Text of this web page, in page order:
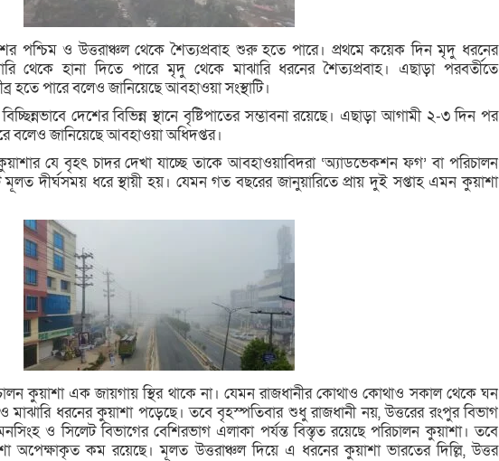
পশ্চিম ও উত্তরাঞ্চল থেকে শৈত্যপ্রবাহ শুরু হতে পারে। প্রথমে কয়েক দিন মৃদু ধরনের
থেকে হানা দিতে পারে মৃদু থেকে মাঝারি ধরনের শৈত্যপ্রবাহ। এছাড়া পরবর্তীতে
হতে পারে বলেও জানিয়েছে আবহাওয়া সংস্থাটি।
দেশের বিভিন্ন স্থানে বৃষ্টিপাতের সম্ভাবনা রয়েছে। এছাড়া আগামী ২-৩ দিন পর
বলেও জানিয়েছে আবহাওয়া অধিদপ্তর।
যে বৃহৎ চাদর দেখা যাচ্ছে তাকে আবহাওয়াবিদরা ‘অ্যাডভেকশন ফগ’ বা পরিচালন
দীর্ঘসময় ধরে স্থায়ী হয়। যেমন গত বছরের জানুয়ারিতে প্রায় দুই সপ্তাহ এমন কুয়াশা
কুয়াশা এক জায়গায় স্থির থাকে না। যেমন রাজধানীর কোথাও কোথাও সকাল থেকে ঘন
ধরনের কুয়াশা পড়েছে। তবে বৃহস্পতিবার শুধু রাজধানী নয়, উত্তরের রংপুর বিভাগ
ও সিলেট বিভাগের বেশিরভাগ এলাকা পর্যন্ত বিস্তৃত রয়েছে পরিচালন কুয়াশা। তবে
অপেক্ষাকৃত কম রয়েছে। মূলত উত্তরাঞ্চল দিয়ে এ ধরনের কুয়াশা ভারতের দিল্লি, উত্তর